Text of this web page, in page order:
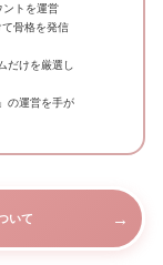
ントを運営
骨格を発信
だけを厳選し
の運営を手が
いて →